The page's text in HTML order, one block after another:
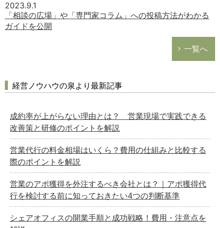
2023.9.1
「相談の広場」や「専門家コラム」への投稿方法がわかる
ガイドを公開
一覧へ
経営ノウハウの泉より最新記事
成約率が上がらない理由とは？ 営業現場で実践できる
改善策と研修のポイントを解説
営業代行の料金相場はいくら？費用の仕組みと比較する
際のポイントを解説
営業のアポ獲得を外注するべき会社とは？｜アポ獲得代
行を検討する前に知っておきたい4つの判断基準
シェアオフィスの開業手順と成功戦略！費用・注意点を